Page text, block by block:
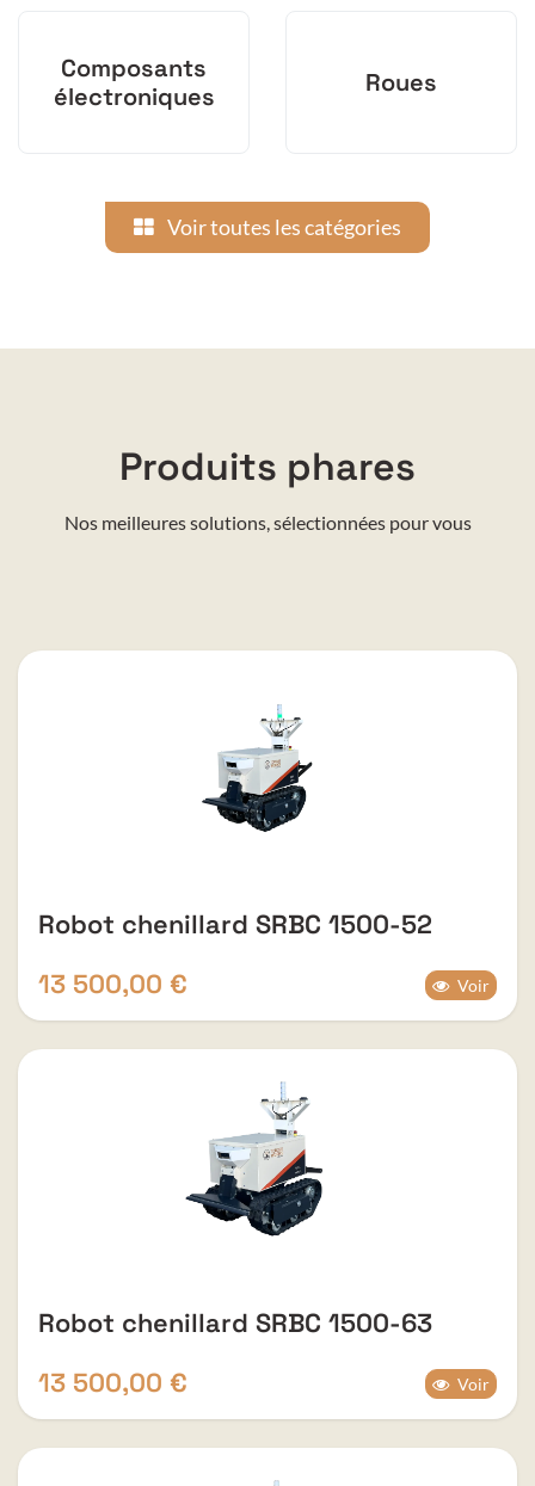
Composants
électroniques
Roues
Voir toutes les catégories
Produits phares
Nos meilleures solutions, sélectionnées pour vous
Robot chenillard SRBC 1500-52
13 500,00 € Voir
Robot chenillard SRBC 1500-63
13 500,00 € Voir